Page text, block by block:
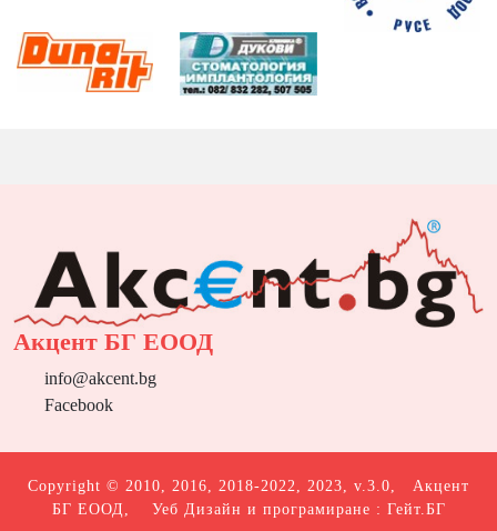
Акцент БГ ЕООД
info@akcent.bg
Facebook
Copyright © 2010, 2016, 2018-2022, 2023, v.3.0, Акцент
БГ ЕООД , Уеб Дизайн и програмиране : Гейт.БГ